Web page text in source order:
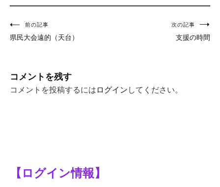
投
稿
ビ
ゲ
前の記事
県民大会遠的（天台）
次の記事
支援の時間
コメントを残す
コメントを投稿するには ログイン してください。
【ログイン情報】